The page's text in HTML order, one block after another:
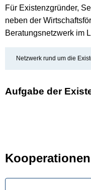
Für Existenzgründer,
neben der
Beratungsnetzwerk im
Netzwerk rund um die
Aufgabe der